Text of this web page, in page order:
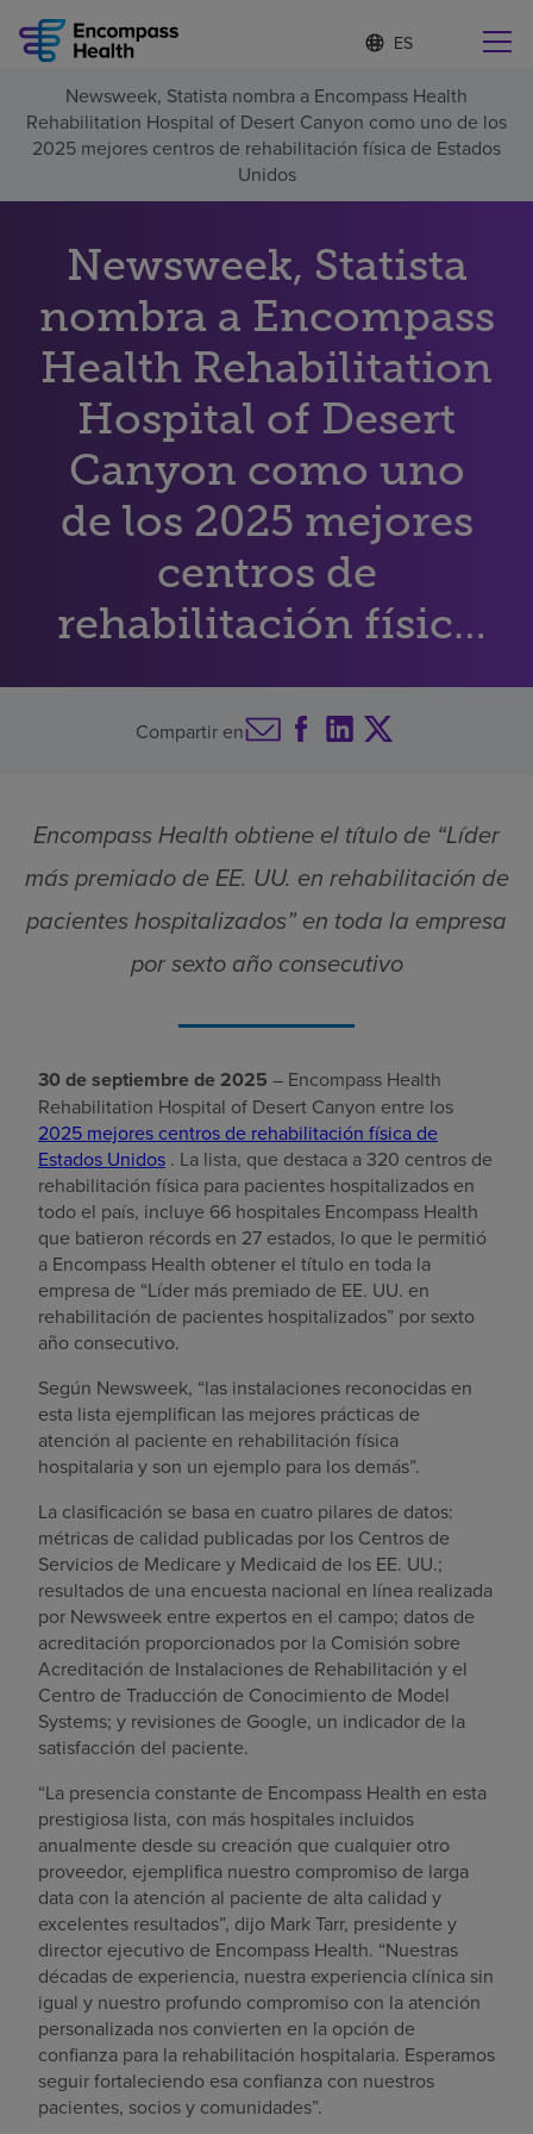
Lista
de
idiomas
contraída
d
o
m
a
c
c
o
a
o
Encuentre una localidad cerca de usted
Servicios de rehabilitación
Pacientes y cuidadores
Recursos de salud
Acerca de nosotros
Buscar un centro
Newsweek, Statista nombra a Encompass Health
Rehabilitation Hospital of Desert Canyon como uno de los
2025 mejores centros de rehabilitación física de Estados
Unidos
Newsweek, Statista
nombra a Encompass
Health Rehabilitation
Hospital of Desert
Canyon como uno
de los 2025 mejores
centros de
rehabilitación física
de Estados Unidos
Compartir en
Encompass Health obtiene el título de “Líder
más premiado de EE. UU. en rehabilitación de
pacientes hospitalizados” en toda la empresa
por sexto año consecutivo
30 de septiembre de 2025 – Encompass Health
Rehabilitation Hospital of Desert Canyon entre los
2025 mejores centros de rehabilitación física de
Estados Unidos . La lista, que destaca a 320 centros de
rehabilitación física para pacientes hospitalizados en
todo el país, incluye 66 hospitales Encompass Health
que batieron récords en 27 estados, lo que le permitió
a Encompass Health obtener el título en toda la
empresa de “Líder más premiado de EE. UU. en
rehabilitación de pacientes hospitalizados” por sexto
año consecutivo.
Según Newsweek, “las instalaciones reconocidas en
esta lista ejemplifican las mejores prácticas de
atención al paciente en rehabilitación física
hospitalaria y son un ejemplo para los demás”.
La clasificación se basa en cuatro pilares de datos:
métricas de calidad publicadas por los Centros de
Servicios de Medicare y Medicaid de los EE. UU.;
resultados de una encuesta nacional en línea realizada
por Newsweek entre expertos en el campo; datos de
acreditación proporcionados por la Comisión sobre
Acreditación de Instalaciones de Rehabilitación y el
Centro de Traducción de Conocimiento de Model
Systems; y revisiones de Google, un indicador de la
satisfacción del paciente.
“La presencia constante de Encompass Health en esta
prestigiosa lista, con más hospitales incluidos
anualmente desde su creación que cualquier otro
proveedor, ejemplifica nuestro compromiso de larga
data con la atención al paciente de alta calidad y
excelentes resultados”, dijo Mark Tarr, presidente y
director ejecutivo de Encompass Health. “Nuestras
décadas de experiencia, nuestra experiencia clínica sin
igual y nuestro profundo compromiso con la atención
personalizada nos convierten en la opción de
confianza para la rehabilitación hospitalaria. Esperamos
seguir fortaleciendo esa confianza con nuestros
pacientes, socios y comunidades”.